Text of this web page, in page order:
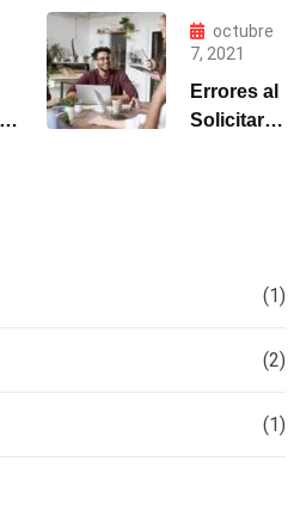
migratorio
en México
si entré
como
octubre
7, 2021
Errores al
Solicitar
(1)
(2)
(1)